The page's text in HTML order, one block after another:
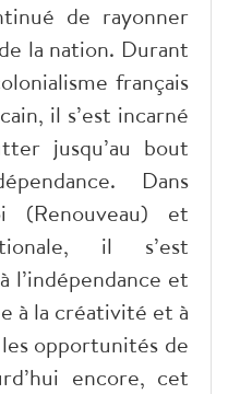
de rayonner
la nation. Durant
français
il s’est incarné
jusqu’au bout
Dans
et
il s’est
l’indépendance et
à la créativité et à
opportunités de
encore, cet